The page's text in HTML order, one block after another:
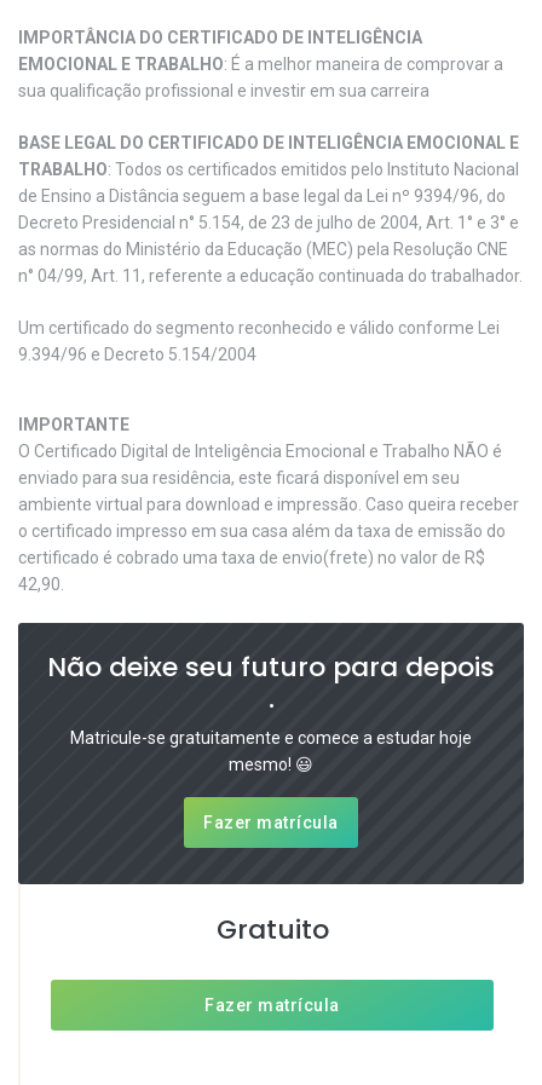
IMPORTÂNCIA DO CERTIFICADO DE INTELIGÊNCIA
EMOCIONAL E TRABALHO: É a melhor maneira de comprovar a
sua qualificação profissional e investir em sua carreira
BASE LEGAL DO CERTIFICADO DE INTELIGÊNCIA EMOCIONAL E
TRABALHO: Todos os certificados emitidos pelo Instituto Nacional
de Ensino a Distância seguem a base legal da Lei nº 9394/96, do
Decreto Presidencial n° 5.154, de 23 de julho de 2004, Art. 1° e 3° e
as normas do Ministério da Educação (MEC) pela Resolução CNE
n° 04/99, Art. 11, referente a educação continuada do trabalhador.
Um certificado do segmento reconhecido e válido conforme Lei
9.394/96 e Decreto 5.154/2004
IMPORTANTE
O Certificado Digital de Inteligência Emocional e Trabalho NÃO é
enviado para sua residência, este ficará disponível em seu
ambiente virtual para download e impressão. Caso queira receber
o certificado impresso em sua casa além da taxa de emissão do
certificado é cobrado uma taxa de envio(frete) no valor de R$
42,90.
Não deixe seu futuro para depois
.
Matricule-se gratuitamente e comece a estudar hoje
mesmo! 😃
Fazer matrícula
Gratuito
Fazer matrícula